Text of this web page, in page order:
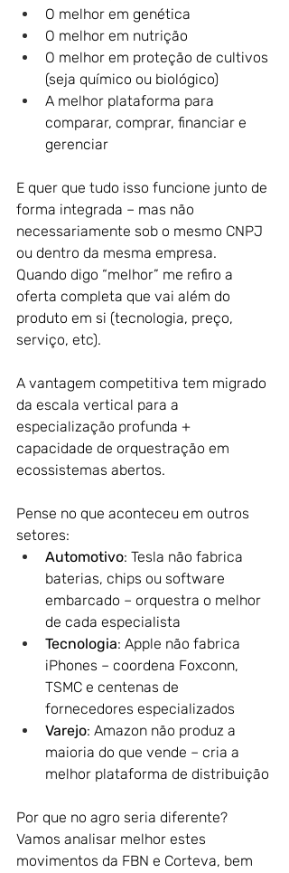
O melhor em genética
O melhor em nutrição
O melhor em proteção de cultivos
(seja químico ou biológico)
A melhor plataforma para
comparar, comprar, financiar e
gerenciar
E quer que tudo isso funcione junto de
forma integrada – mas não
necessariamente sob o mesmo CNPJ
ou dentro da mesma empresa.
Quando digo “melhor” me refiro a
oferta completa que vai além do
produto em si (tecnologia, preço,
serviço, etc).
A vantagem competitiva tem migrado
da escala vertical para a
especialização profunda +
capacidade de orquestração em
ecossistemas abertos.
Pense no que aconteceu em outros
setores:
Automotivo: Tesla não fabrica
baterias, chips ou software
embarcado – orquestra o melhor
de cada especialista
Tecnologia: Apple não fabrica
iPhones – coordena Foxconn,
TSMC e centenas de
fornecedores especializados
Varejo: Amazon não produz a
maioria do que vende – cria a
melhor plataforma de distribuição
Por que no agro seria diferente?
Vamos analisar melhor estes
movimentos da FBN e Corteva, bem